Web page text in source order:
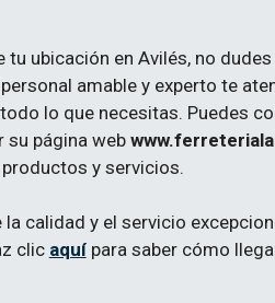
ubicación en Avilés, no
amable y experto te
lo que necesitas. Puedes
página web
y servicios.
calidad y el servicio
clic aquípara saber cómo